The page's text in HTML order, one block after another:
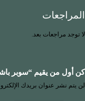
المراجعات
لا توجد مراجعات بعد.
كن أول من يقيم “سوبر
لن يتم نشر عنوان بريدك